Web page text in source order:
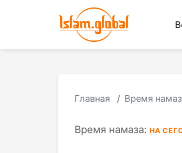
Главная Время
Время намаза: НА